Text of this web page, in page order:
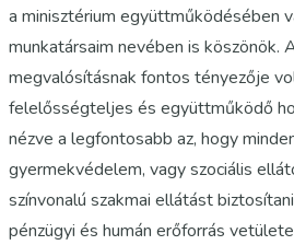
a minisztérium együttműködésében
munkatársaim nevében is köszönök.
megvalósításnak fontos tényezője
felelősségteljes és együttműködő
nézve a legfontosabb az, hogy
gyermekvédelem, vagy szociális
színvonalú szakmai ellátást
pénzügyi és humán erőforrás